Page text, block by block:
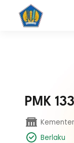
PMK
Berlaku